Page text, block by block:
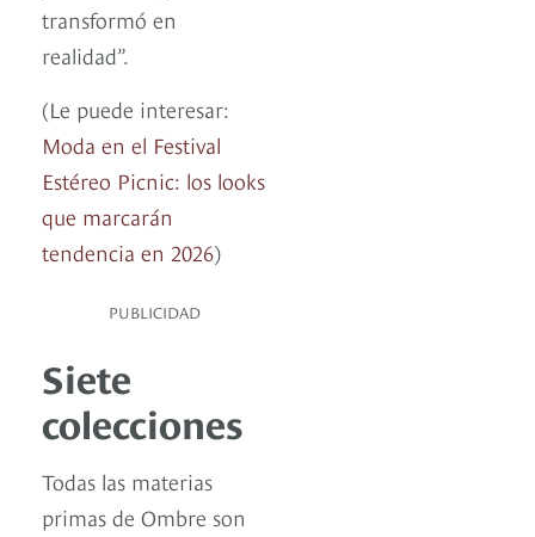
transformó en
realidad”.
(Le puede interesar:
Moda en el Festival
Estéreo Picnic: los looks
que marcarán
tendencia en 2026)
PUBLICIDAD
Siete
colecciones
Todas las materias
primas de Ombre son